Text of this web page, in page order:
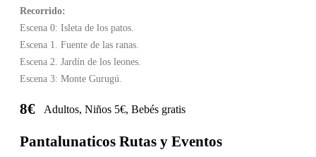
Recorrido:
Escena 0: Isleta de los patos.
Escena 1. Fuente de las ranas.
Escena 2. Jardín de los leones.
Escena 3: Monte Gurugú.
8€ Adultos, Niños 5€, Bebés gratis
Pantalunaticos Rutas y Eventos